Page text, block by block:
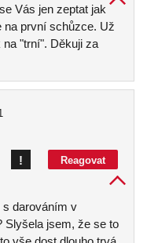
Vás jen zeptat jak
na první schůzce. Už
"trní". Děkuji za
Reagovat
!
s darováním v
Slyšela jsem, že se to